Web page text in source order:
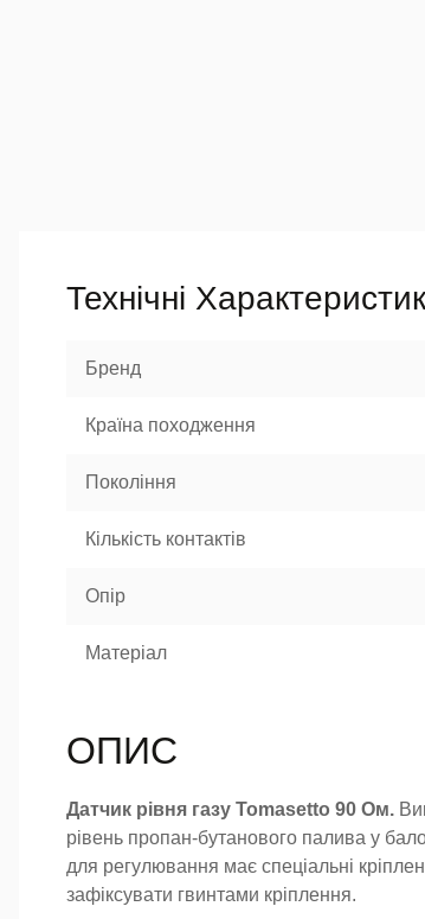
Технічні
Бренд
Країна походження
Покоління
Кількість контактів
Опір
Матеріал
ОПИС
Датчик рівня газу Tomasetto 90 Ом.
рівень пропан-бутанового палива у
для регулювання має спеціальні
зафіксувати гвинтами кріплення.